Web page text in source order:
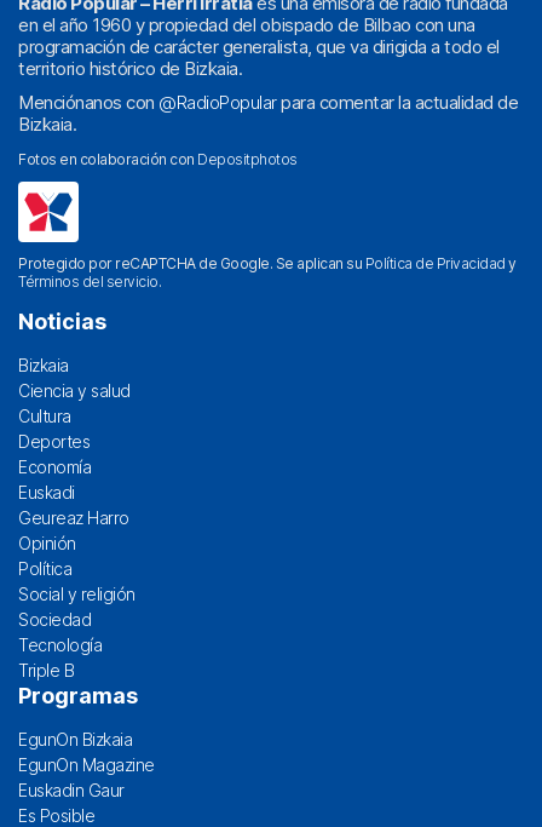
en el año 1960 y propiedad del obispado de Bilbao con una
programación de carácter generalista, que va dirigida a todo el
territorio histórico de Bizkaia.
Menciónanos con @RadioPopularpara comentar la actualidad de
Bizkaia.
Fotos en colaboración con Depositphotos
Protegido por reCAPTCHA de Google. Se aplican su Política de Privacidad y
Términos del servicio.
Noticias
Bizkaia
Ciencia y salud
Cultura
Deportes
Economía
Euskadi
Geureaz Harro
Opinión
Política
Social y religión
Sociedad
Tecnología
Triple B
Programas
EgunOn Bizkaia
EgunOn Magazine
Euskadin Gaur
Es Posible